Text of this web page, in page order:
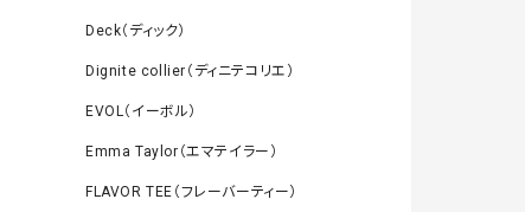
Deck（ディック）
Dignite collier（ディニテコリエ）
EVOL（イーボル）
Emma Taylor（エマテイラー）
FLAVOR TEE（フレーバーティー）